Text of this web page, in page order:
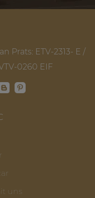
Prats: ETV-2313- E /
0260 EIF
uns